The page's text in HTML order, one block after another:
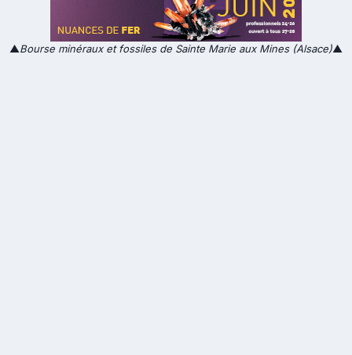
▲Bourse minéraux et fossiles de Sainte Marie aux Mines (Alsace)▲